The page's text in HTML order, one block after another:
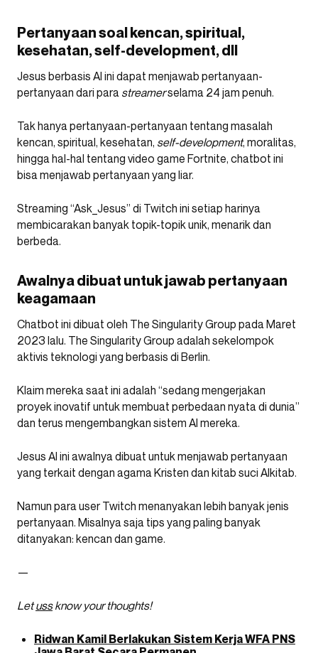
Pertanyaan soal kencan, spiritual,
kesehatan, self-development, dll
Jesus berbasis AI ini dapat menjawab pertanyaan-
pertanyaan dari para streamerselama 24 jam penuh.
Tak hanya pertanyaan-pertanyaan tentang masalah
kencan, spiritual, kesehatan, self-development, moralitas,
hingga hal-hal tentang video game Fortnite, chatbot ini
bisa menjawab pertanyaan yang liar.
Streaming “Ask_Jesus” di Twitch ini setiap harinya
membicarakan banyak topik-topik unik, menarik dan
berbeda.
Awalnya dibuat untuk jawab pertanyaan
keagamaan
Chatbot ini dibuat oleh The Singularity Group pada Maret
2023 lalu. The Singularity Group adalah sekelompok
aktivis teknologi yang berbasis di Berlin.
Klaim mereka saat ini adalah “sedang mengerjakan
proyek inovatif untuk membuat perbedaan nyata di dunia”
dan terus mengembangkan sistem AI mereka.
Jesus AI ini awalnya dibuat untuk menjawab pertanyaan
yang terkait dengan agama Kristen dan kitab suci Alkitab.
Namun para user Twitch menanyakan lebih banyak jenis
pertanyaan. Misalnya saja tips yang paling banyak
ditanyakan: kencan dan game.
—
Letussknow your thoughts!
Ridwan Kamil Berlakukan Sistem Kerja WFA PNS